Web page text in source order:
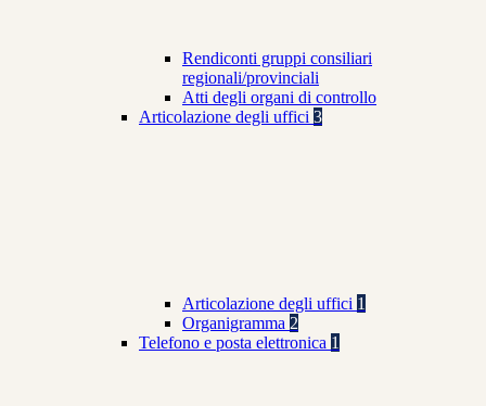
Rendiconti gruppi consiliari
regionali/provinciali
Atti degli organi di controllo
Articolazione degli uffici 3
Articolazione degli uffici 1
Organigramma 2
Telefono e posta elettronica 1